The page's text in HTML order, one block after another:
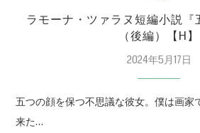
ラモーナ・ツァラヌ短編小説『
（後編）【H】
2024年5月17日
五つの顔を保つ不思議な彼女。僕は画家
来た…